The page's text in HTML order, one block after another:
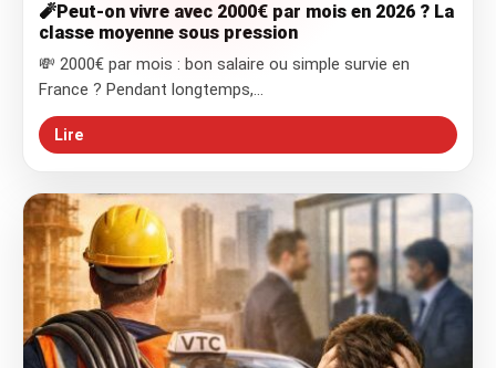
🧨Peut-on vivre avec 2000€ par mois en 2026 ? La
classe moyenne sous pression
💸 2000€ par mois : bon salaire ou simple survie en
France ? Pendant longtemps,…
Lire